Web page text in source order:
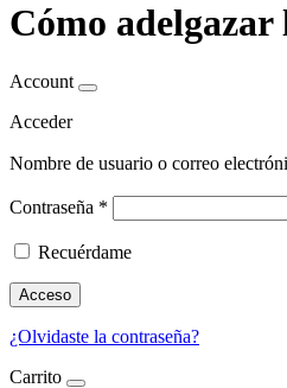
Cómo
Account
Acceder
Nombre de usuario o correo
Contraseña *
Recuérdame
Acceso
¿Olvidaste la contraseña?
Carrito